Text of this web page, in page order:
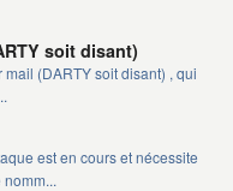
soit disant)
(DARTY soit disant) , qui
est en cours et nécessite